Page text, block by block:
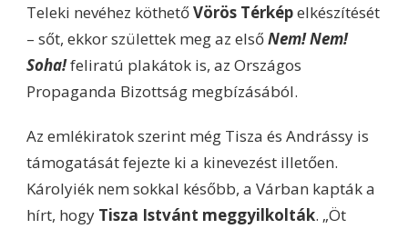
Teleki nevéhez köthetőVörös Térképelkészítését
– sőt, ekkor születtek meg az elsőNem! Nem!
Soha!feliratú plakátok is, az Országos
Propaganda Bizottság megbízásából.
Az emlékiratok szerint még Tisza és Andrássy is
támogatását fejezte ki a kinevezést illetően.
Károlyiék nem sokkal később, a Várban kapták a
hírt, hogy Tisza Istvánt meggyilkolták. „Öt